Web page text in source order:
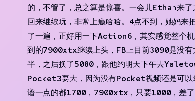
的，不管了，总之算是惊喜。一会儿Ethan
回来继续玩，非常上瘾哈哈。4点不到，她妈
了一遍，正好用一下Action6，其实感觉整个
到的7900xtx继续上头，FB上目前3090是没
半，之后换了5080，跟他约明天下午去
Pocket3要大，因为没有Pocket视频还是可以
谱一点的都1700，7900xtx，只要1000，差了